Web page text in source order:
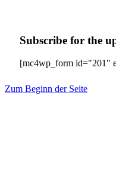
Subscribe for the
[mc4wp_form id="201"
Zum Beginn der Seite